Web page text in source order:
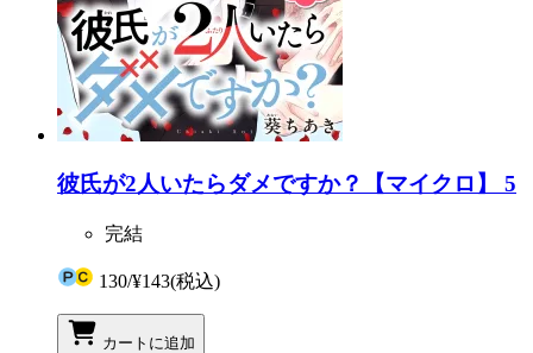
彼氏が2人いたらダメですか？【マイクロ】 5
完結
130/¥143(税込)
カートに追加